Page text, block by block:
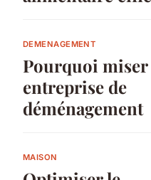
DEMENAGEMENT
Pourquoi
entreprise de
déménagement
MAISON